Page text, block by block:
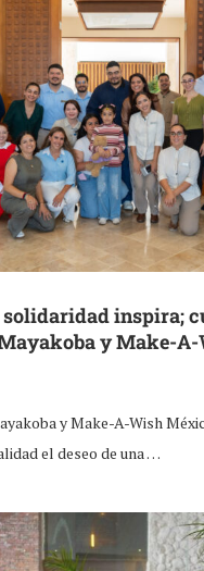
solidaridad inspira;
y Make-
y Make-A-Wish
el deseo de una …